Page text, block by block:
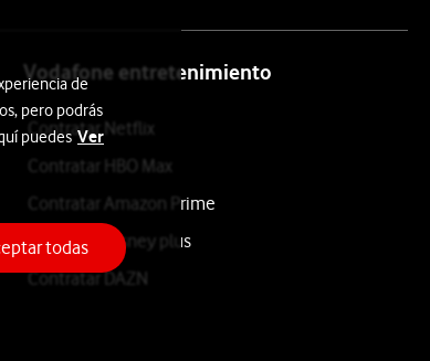
Vodafone entretenimiento
Contratar Netflix
Contratar HBO Max
Contratar Amazon Prime
Contratar Disney plus
Contratar DAZN
de
pero podrás
puedes Ver
todas